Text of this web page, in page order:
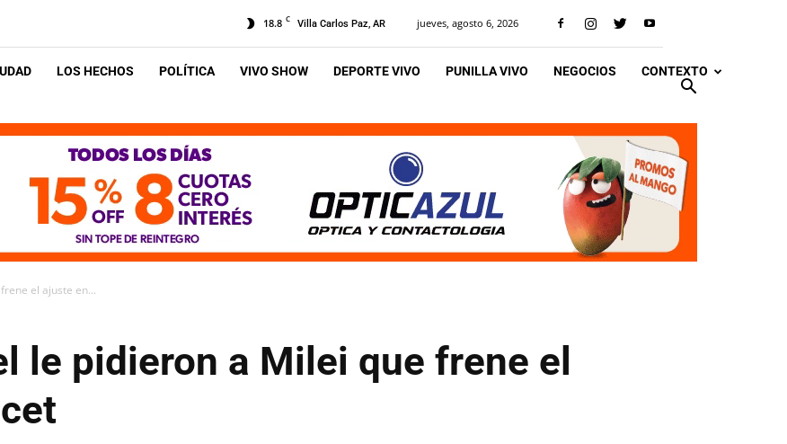
18.8 C Villa Carlos Paz, AR jueves, agosto 6, 2026
LOS HECHOS POLÍTICA VIVO SHOW DEPORTE VIVO PUNILLA VIVO NEGOCIOS CONTEXTO
el ajuste en...
le pidieron a Milei que frene el